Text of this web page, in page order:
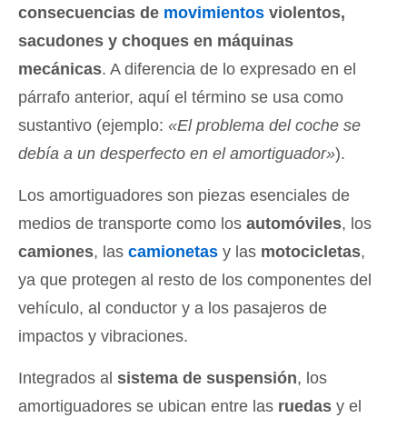
consecuencias de movimientos violentos,
sacudones y choques en máquinas
mecánicas. A diferencia de lo expresado en el
párrafo anterior, aquí el término se usa como
sustantivo (ejemplo: «El problema del coche se
debía a un desperfecto en el amortiguador»).
Los amortiguadores son piezas esenciales de
medios de transporte como los automóviles, los
camiones, las camionetas y las motocicletas,
ya que protegen al resto de los componentes del
vehículo, al conductor y a los pasajeros de
impactos y vibraciones.
Integrados al sistema de suspensión, los
amortiguadores se ubican entre las ruedas y el